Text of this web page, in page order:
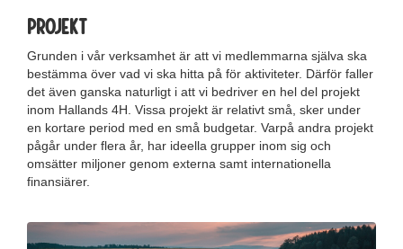
Projekt
Grunden i vår verksamhet är att vi medlemmarna själva ska
bestämma över vad vi ska hitta på för aktiviteter. Därför faller
det även ganska naturligt i att vi bedriver en hel del projekt
inom Hallands 4H. Vissa projekt är relativt små, sker under
en kortare period med en små budgetar. Varpå andra projekt
pågår under flera år, har ideella grupper inom sig och
omsätter miljoner genom externa samt internationella
finansiärer.